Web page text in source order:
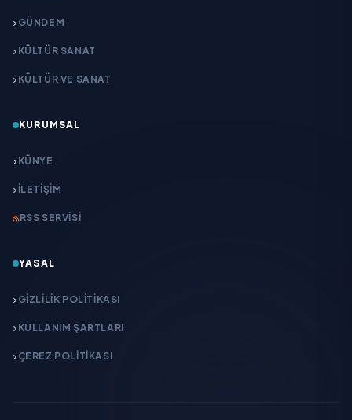
GÜNDEM
KÜLTÜR SANAT
KÜLTÜR VE SANAT
KURUMSAL
KÜNYE
İLETIŞIM
RSS SERVISI
YASAL
GIZLILIK POLITIKASI
KULLANIM ŞARTLARI
ÇEREZ POLITIKASI